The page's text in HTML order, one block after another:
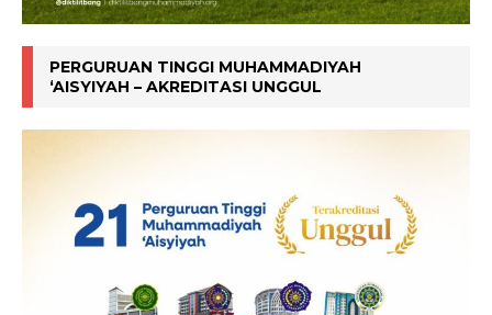
PERGURUAN TINGGI MUHAMMADIYAH
‘AISYIYAH – AKREDITASI UNGGUL